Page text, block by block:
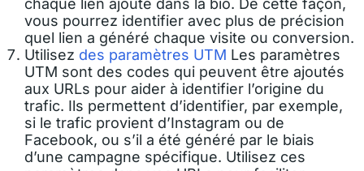
chaque lien ajouté dans la bio. De cette façon,
vous pourrez identifier avec plus de précision
quel lien a généré chaque visite ou conversion.
Utilisez des paramètres UTM Les paramètres
UTM sont des codes qui peuvent être ajoutés
aux URLs pour aider à identifier l’origine du
trafic. Ils permettent d’identifier, par exemple,
si le trafic provient d’Instagram ou de
Facebook, ou s’il a été généré par le biais
d’une campagne spécifique. Utilisez ces